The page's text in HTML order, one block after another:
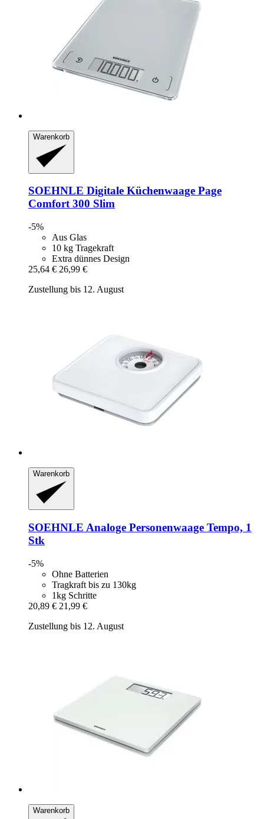
Warenkorb
SOEHNLE Digitale Küchenwaage Page
Comfort 300 Slim
-5%
Aus Glas
10 kg Tragekraft
Extra dünnes Design
25,64 € 26,99 €
Zustellung bis 12. August
Warenkorb
SOEHNLE Analoge Personenwaage Tempo, 1
Stk
-5%
Ohne Batterien
Tragkraft bis zu 130kg
1kg Schritte
20,89 € 21,99 €
Zustellung bis 12. August
Warenkorb